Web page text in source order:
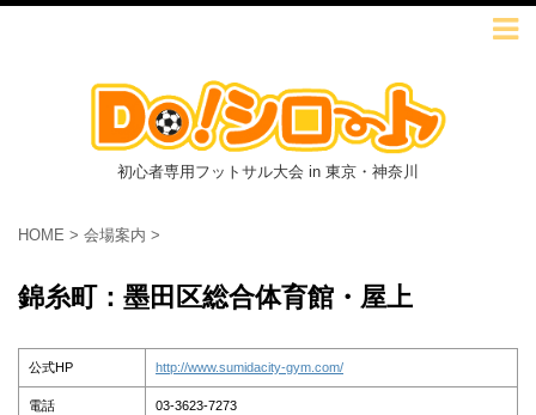
初心者専用フットサル大会 in 東京・神奈川
HOME > 会場案内 >
錦糸町：墨田区総合体育館・屋上
公式HP http://www.sumidacity-gym.com/
電話 03-3623-7273